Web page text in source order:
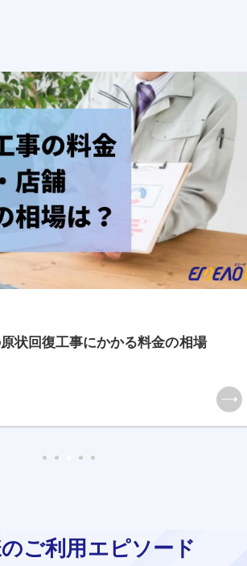
状回復工事にかかる料金の相場
ご利用エピソード